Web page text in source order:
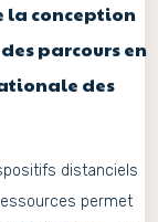
la conception
parcours en
des
distanciels
permet